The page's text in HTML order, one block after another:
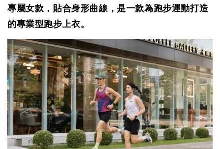
專屬女款，貼合身形曲線，是一款為跑步運動打造
的專業型跑步上衣。